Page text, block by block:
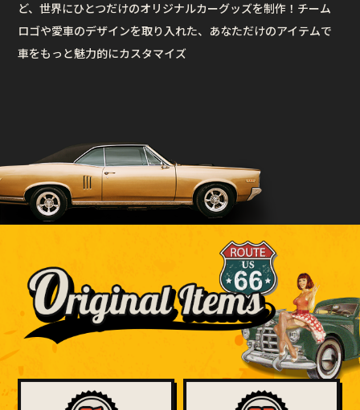
ど、世界にひとつだけのオリジナルカーグッズを制作！チーム
ロゴや愛車のデザインを取り入れた、あなただけのアイテムで
車をもっと魅力的にカスタマイズ